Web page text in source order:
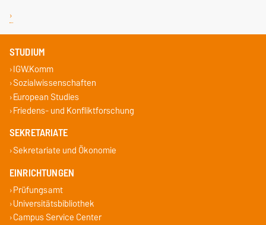
STUDIUM
IGW.Komm
Sozialwissenschaften
European Studies
Friedens- und Konfliktforschung
SEKRETARIATE
Sekretariate und Ökonomie
EINRICHTUNGEN
Prüfungsamt
Universitätsbibliothek
Campus Service Center